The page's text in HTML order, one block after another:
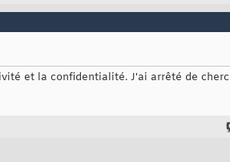
et la confidentialité. J'ai arrêté de